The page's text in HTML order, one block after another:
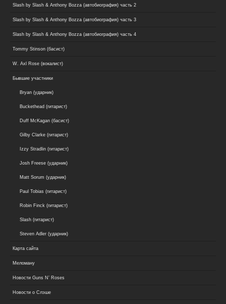
Slash by Slash & Anthony Bozza (автобиография) часть 2
Slash by Slash & Anthony Bozza (автобиография) часть 3
Slash by Slash & Anthony Bozza (автобиография) часть 4
Tommy Stinson (басист)
W. Axl Rose (вокалист)
Бывшие участники
Bryan (ударник)
Buckethead (гитарист)
Duff McKagan (басист)
Gilby Clarke (гитарист)
Izzy Stradlin (гитарист)
Josh Freese (ударник)
Matt Sorum (ударник)
Paul Tobias (гитарист)
Robin Finck (гитарист)
Slash (гитарист)
Steven Adler (ударник)
Карта сайта
Меломану
Новости Guns N’ Roses
Новости о Слэше